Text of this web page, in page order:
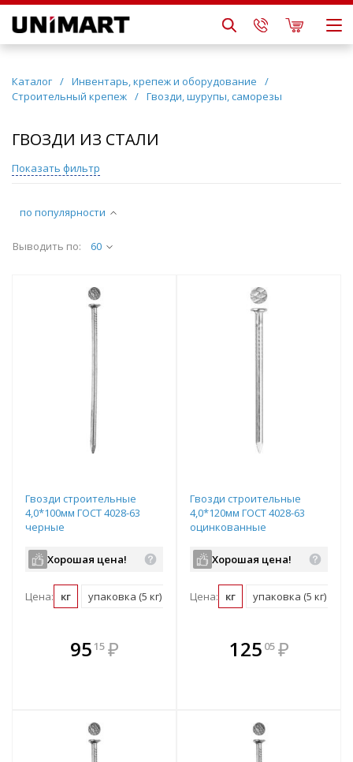
Каталог / Инвентарь, крепеж и оборудование
/
Строительный крепеж / Гвозди, шурупы, саморезы
ГВОЗДИ ИЗ СТАЛИ
по популярности
Выводить по: 60
Гвозди строительные
4,0*100мм ГОСТ 4028-63
черные
Хорошая цена!
Цена: кг упаковка (5 кг)
95 15 ₽
В комплекте
всегда выгоднее!
Гвозди строительные
4,0*120мм ГОСТ 4028-63
оцинкованные
Хорошая цена!
Цена: кг упаковка (5 кг)
В комплекте
всегда выгоднее!
125 05 ₽
Показать фильтр